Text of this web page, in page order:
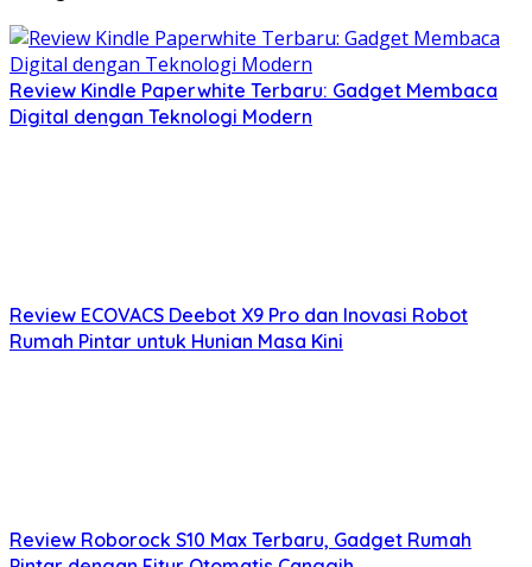
Review Kindle Paperwhite Terbaru: Gadget Membaca
Digital dengan Teknologi Modern
Review ECOVACS Deebot X9 Pro dan Inovasi Robot
Rumah Pintar untuk Hunian Masa Kini
Review Roborock S10 Max Terbaru, Gadget Rumah